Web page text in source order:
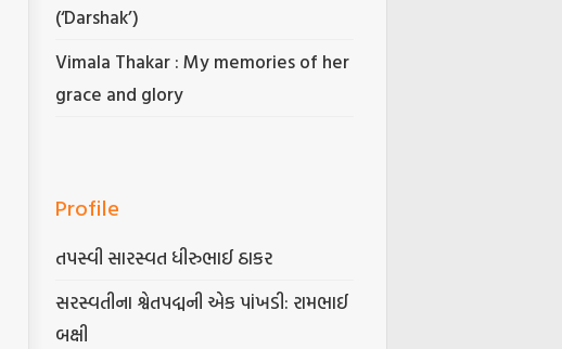
(‘Darshak’)
Vimala Thakar : My memories of her
grace and glory
Profile
તપસ્વી સારસ્વત ધીરુભાઈ ઠાકર
સરસ્વતીના શ્વેતપદ્મની એક પાંખડી: રામભાઈ
બક્ષી